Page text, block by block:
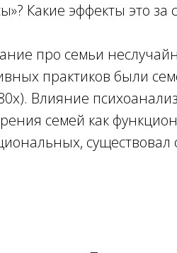
Какие эффекты это за
про семьи
практиков были
Влияние
семей как
существовал